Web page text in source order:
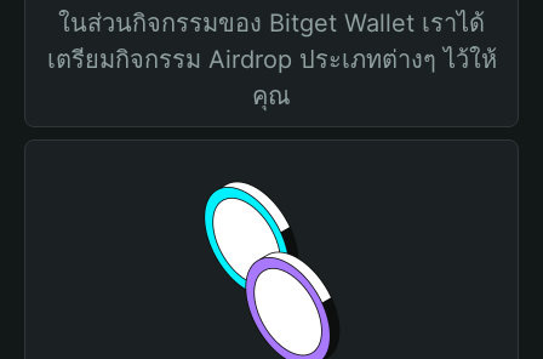
ในส่วนกิจกรรมของ Bitget Wallet เราได้
เตรียมกิจกรรม Airdrop ประเภทต่างๆ ไว้ให้
คุณ